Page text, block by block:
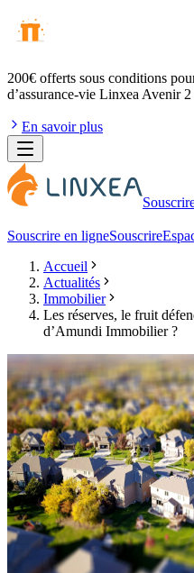
200€ offerts sous conditions
d’assurance-vie Linxea Avenir 2
En savoir plus
Souscrire en ligneSouscrire
Accueil
Actualités
Immobilier
Les réserves, le fruit
d’Amundi Immobilier ?